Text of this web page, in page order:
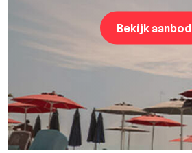
Bekijk aanbod